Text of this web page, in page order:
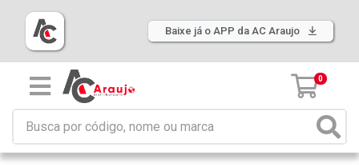
Baixe já o APP da AC Araujo
0